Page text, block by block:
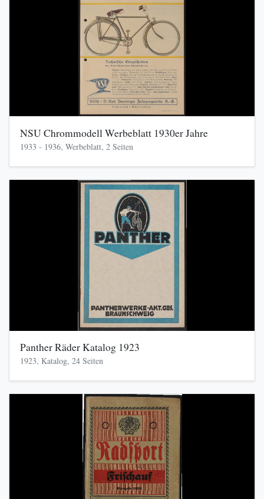
NSU Chrommodell Werbeblatt 1930er Jahre
1933 - 1936, Werbeblatt, 2 Seiten
Panther Räder Katalog 1923
1923, Katalog, 24 Seiten